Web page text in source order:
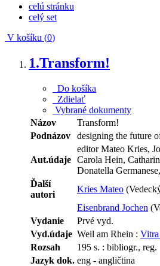
celú stránku
celý set
V košíku (0)
1.Transform!
Do košíka
Zdielať
Vybrané dokumenty
Názov
Transform!
Podnázov
designing the future
Aut.údaje
editor Mateo Kries,
Carola Hein,
Donatella
Ďalší
autori
Kries Mateo
Eisenbrand Jochen
Vydanie
Prvé vyd.
Vyd.údaje Weil am Rhein :
Rozsah
195 s. : bibliogr., reg.
Jazyk dok. eng - angličtina